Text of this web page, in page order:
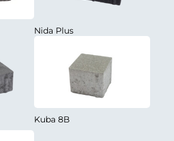
Nida Plus
Kuba 8B